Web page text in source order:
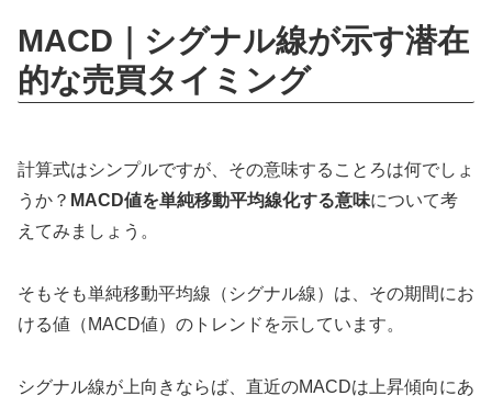
MACD｜シグナル線が示す潜在
的な売買タイミング
計算式はシンプルですが、その意味することろは何でしょ
うか？ MACD値を単純移動平均線化する意味について考
えてみましょう。
そもそも単純移動平均線（シグナル線）は、その期間にお
ける値（MACD値）のトレンドを示しています。
シグナル線が上向きならば、直近のMACDは上昇傾向にあ